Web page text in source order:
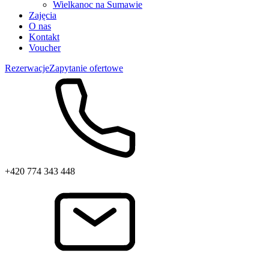
Wielkanoc na Sumawie
Zajęcia
O nas
Kontakt
Voucher
RezerwacjeZapytanie ofertowe
+420 774 343 448